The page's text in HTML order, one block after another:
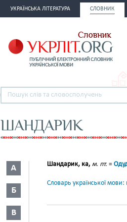
УКРАЇНСЬКА ЛІТЕРАТУРА СЛОВНИК
ШАНДАРИК
А
Б
В
Шандарик, ка, м. пт. =
Словарь української